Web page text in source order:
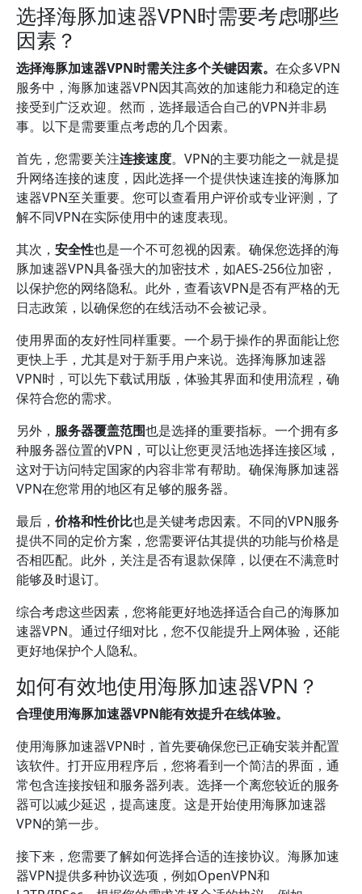
选择海豚加速器VPN时需要考虑哪些
因素？
选择海豚加速器VPN时需关注多个关键因素。 在众多VPN
服务中，海豚加速器VPN因其高效的加速能力和稳定的连
接受到广泛欢迎。然而，选择最适合自己的VPN并非易
事。以下是需要重点考虑的几个因素。
首先，您需要关注连接速度。VPN的主要功能之一就是提
升网络连接的速度，因此选择一个提供快速连接的海豚加
速器VPN至关重要。您可以查看用户评价或专业评测，了
解不同VPN在实际使用中的速度表现。
其次， 安全性也是一个不可忽视的因素。确保您选择的海
豚加速器VPN具备强大的加密技术，如AES-256位加密，
以保护您的网络隐私。此外，查看该VPN是否有严格的无
日志政策，以确保您的在线活动不会被记录。
使用界面的友好性同样重要。一个易于操作的界面能让您
更快上手，尤其是对于新手用户来说。选择海豚加速器
VPN时，可以先下载试用版，体验其界面和使用流程，确
保符合您的需求。
另外， 服务器覆盖范围也是选择的重要指标。一个拥有多
种服务器位置的VPN，可以让您更灵活地选择连接区域，
这对于访问特定国家的内容非常有帮助。确保海豚加速器
VPN在您常用的地区有足够的服务器。
最后， 价格和性价比也是关键考虑因素。不同的VPN服务
提供不同的定价方案，您需要评估其提供的功能与价格是
否相匹配。此外，关注是否有退款保障，以便在不满意时
能够及时退订。
综合考虑这些因素，您将能更好地选择适合自己的海豚加
速器VPN。通过仔细对比，您不仅能提升上网体验，还能
更好地保护个人隐私。
如何有效地使用海豚加速器VPN？
合理使用海豚加速器VPN能有效提升在线体验。
使用海豚加速器VPN时，首先要确保您已正确安装并配置
该软件。打开应用程序后，您将看到一个简洁的界面，通
常包含连接按钮和服务器列表。选择一个离您较近的服务
器可以减少延迟，提高速度。这是开始使用海豚加速器
VPN的第一步。
接下来，您需要了解如何选择合适的连接协议。海豚加速
器VPN提供多种协议选项，例如OpenVPN和